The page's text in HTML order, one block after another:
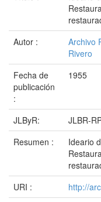
Autor :
Archivo
Rivero
Fecha de
publicación
:
1955
JLByR:
JLBR-
Resumen :
Ideario
URI :
http://